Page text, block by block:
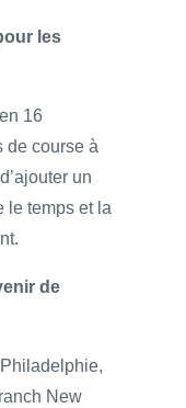
les
16
de course à
un
le temps et la
de
New